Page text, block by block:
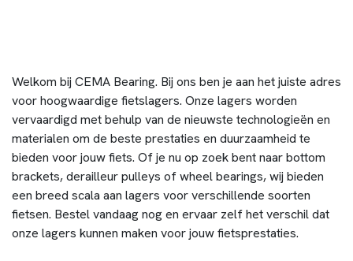
Welkom bij CEMA Bearing. Bij ons ben je aan het juiste adres
voor hoogwaardige fietslagers. Onze lagers worden
vervaardigd met behulp van de nieuwste technologieën en
materialen om de beste prestaties en duurzaamheid te
bieden voor jouw fiets. Of je nu op zoek bent naar bottom
brackets, derailleur pulleys of wheel bearings, wij bieden
een breed scala aan lagers voor verschillende soorten
fietsen. Bestel vandaag nog en ervaar zelf het verschil dat
onze lagers kunnen maken voor jouw fietsprestaties.